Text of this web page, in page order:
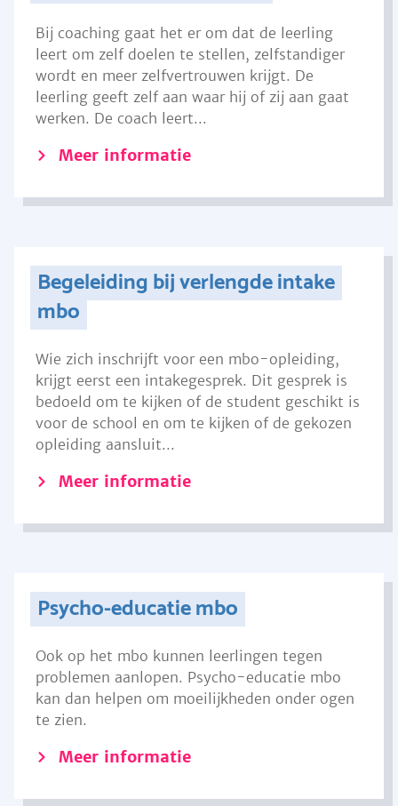
Bij coaching gaat het er om dat de leerling
leert om zelf doelen te stellen, zelfstandiger
wordt en meer zelfvertrouwen krijgt. De
leerling geeft zelf aan waar hij of zij aan gaat
werken. De coach leert...
Meer informatie
Begeleiding bij verlengde intake
mbo
Wie zich inschrijft voor een mbo-opleiding,
krijgt eerst een intakegesprek. Dit gesprek is
bedoeld om te kijken of de student geschikt is
voor de school en om te kijken of de gekozen
opleiding aansluit...
Meer informatie
Psycho-educatie mbo
Ook op het mbo kunnen leerlingen tegen
problemen aanlopen. Psycho-educatie mbo
kan dan helpen om moeilijkheden onder ogen
te zien.
Meer informatie